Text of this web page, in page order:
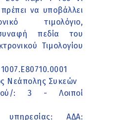
να υποβάλλει
τιμολόγιο,
πεδία του
Τιμολογίου
Νεάπολης Συκεών
: 3 - Λοιποί
υπηρεσίας: ΑΔΑ: